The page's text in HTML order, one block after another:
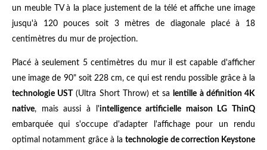
un meuble TV à la place justement de la télé et affiche une image
jusqu'à 120 pouces soit 3 mètres de diagonale placé à 18
centimètres du mur de projection.
Placé à seulement 5 centimètres du mur il est capable d'afficher
une image de 90" soit 228 cm, ce qui est rendu possible grâce à la
technologie UST (Ultra Short Throw) et sa
lentille à définition 4K
native, mais aussi à l'intelligence artificielle maison LG ThinQ
embarquée qui s'occupe d'adapter l'affichage pour un rendu
optimal notamment grâce à latechnologie de correction Keystone